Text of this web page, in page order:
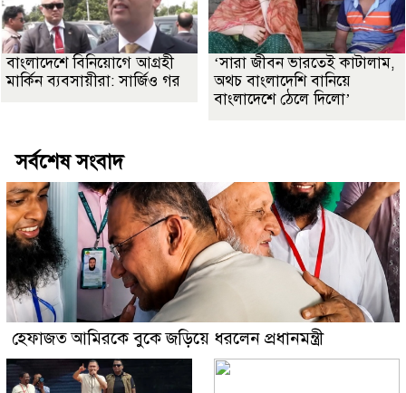
বাংলাদেশে বিনিয়োগে আগ্রহী
মার্কিন ব্যবসায়ীরা: সার্জিও গর
‘সারা জীবন ভারতেই কাটালাম,
অথচ বাংলাদেশি বানিয়ে
বাংলাদেশে ঠেলে দিলো’
সর্বশেষ সংবাদ
হেফাজত আমিরকে বুকে জড়িয়ে ধরলেন প্রধানমন্ত্রী